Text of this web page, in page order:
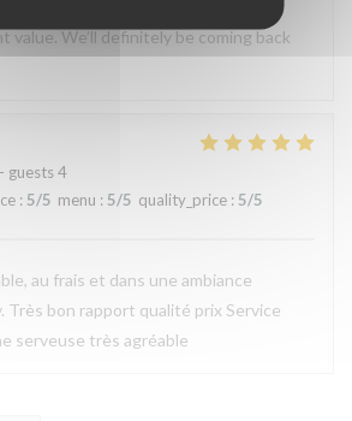
gem with incredible food, wonderful
value. We’ll definitely be coming back
guests 4
: 5/5 menu : 5/5 quality_price : 5/5
au frais et dans une ambiance
Très bon rapport qualité prix Service
serveuse très agréable